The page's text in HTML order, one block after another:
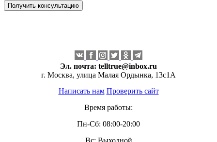
Эл. почта: telltrue@inbox.ru
г. Москва, улица Малая Ордынка, 13с1А
Написать нам Проверить сайт
Время работы:
Пн-Сб: 08:00-20:00
Вс: Выходной